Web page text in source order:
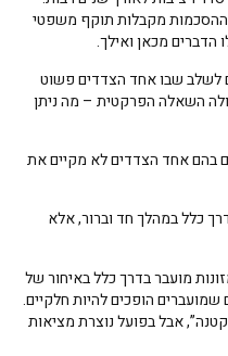
מקבלות תוקף משפטי
מכאן ואילך.
שבו אחד הצדדים פשוט
השאלה הפרקטית – מה ניתן
בהם אחד הצדדים לא מקיים את
כלל במהלך חד וברור, אלא
מועבר בדרך כלל באיחור של
הופכים להיות חלקיים.
אבל בפועל נוצרת מציאות